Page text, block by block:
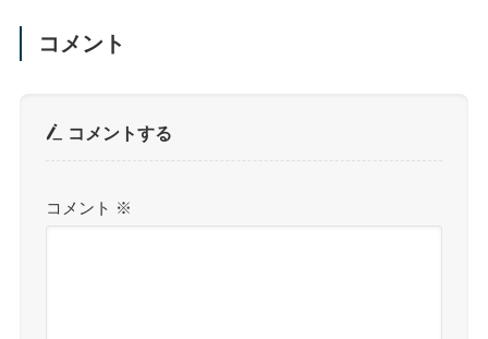
コメント
コメントする
コメント ※